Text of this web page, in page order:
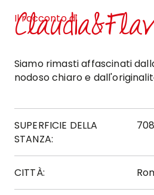
Il racconto di
Siamo rimasti affascinati
nodoso chiaro e
SUPERFICIE DELLA
STANZA:
CITTÀ: